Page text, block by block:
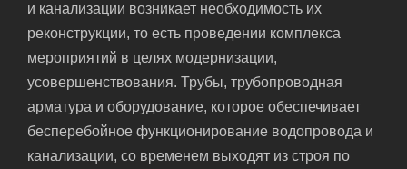
и канализации возникает необходимость их
реконструкции, то есть проведении комплекса
мероприятий в целях модернизации,
усовершенствования. Трубы, трубопроводная
арматура и оборудование, которое обеспечивает
бесперебойное функционирование водопровода и
канализации, со временем выходят из строя по